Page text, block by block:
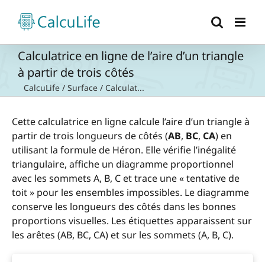
contenu
Calculatrice en ligne de l’aire d’un triangle
à partir de trois côtés
CalcuLife / Surface / Calculat...
Cette calculatrice en ligne calcule l’aire d’un triangle à
partir de trois longueurs de côtés (AB, BC, CA) en
utilisant la formule de Héron. Elle vérifie l’inégalité
triangulaire, affiche un diagramme proportionnel
avec les sommets A, B, C et trace une « tentative de
toit » pour les ensembles impossibles. Le diagramme
conserve les longueurs des côtés dans les bonnes
proportions visuelles. Les étiquettes apparaissent sur
les arêtes (AB, BC, CA) et sur les sommets (A, B, C).